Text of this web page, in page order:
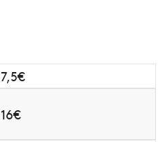
7,5€
16€